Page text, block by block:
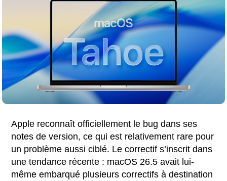
Apple reconnaît officiellement le bug dans ses
notes de version, ce qui est relativement rare pour
un problème aussi ciblé. Le correctif s’inscrit dans
une tendance récente : macOS 26.5 avait lui-
même embarqué plusieurs correctifs à destination